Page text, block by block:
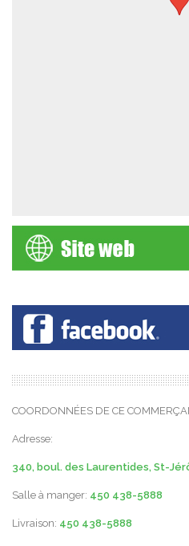
COORDONNÉES DE CE
Adresse:
340, boul. des Laurentides, St-
Salle à manger: 450 438-5888
Livraison: 450 438-5888